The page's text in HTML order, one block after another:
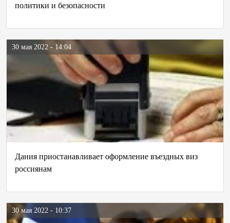
политики и безопасности
30 мая 2022 - 14:04
Дания приостанавливает оформление въездных виз
россиянам
30 мая 2022 - 10:37